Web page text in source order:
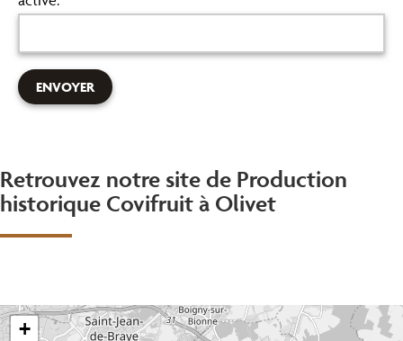
Retrouvez notre site de Production
historique Covifruit à Olivet
+